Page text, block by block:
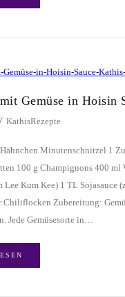
Gemüse in Hoisin
KathisRezepte
Minutenschnitzel 1
100 g Champignons 400 ml
Lee Kum Kee) 1 TL Sojasauce
Chiliflocken Zubereitung:
Jede Gemüsesorte in…